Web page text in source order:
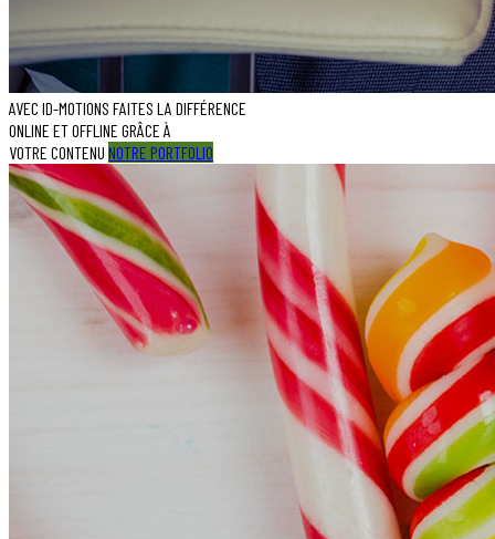
AVEC ID-MOTIONS FAITES LA DIFFÉRENCE
ONLINE ET OFFLINE GRÂCE À
VOTRE CONTENU NOTRE PORTFOLIO